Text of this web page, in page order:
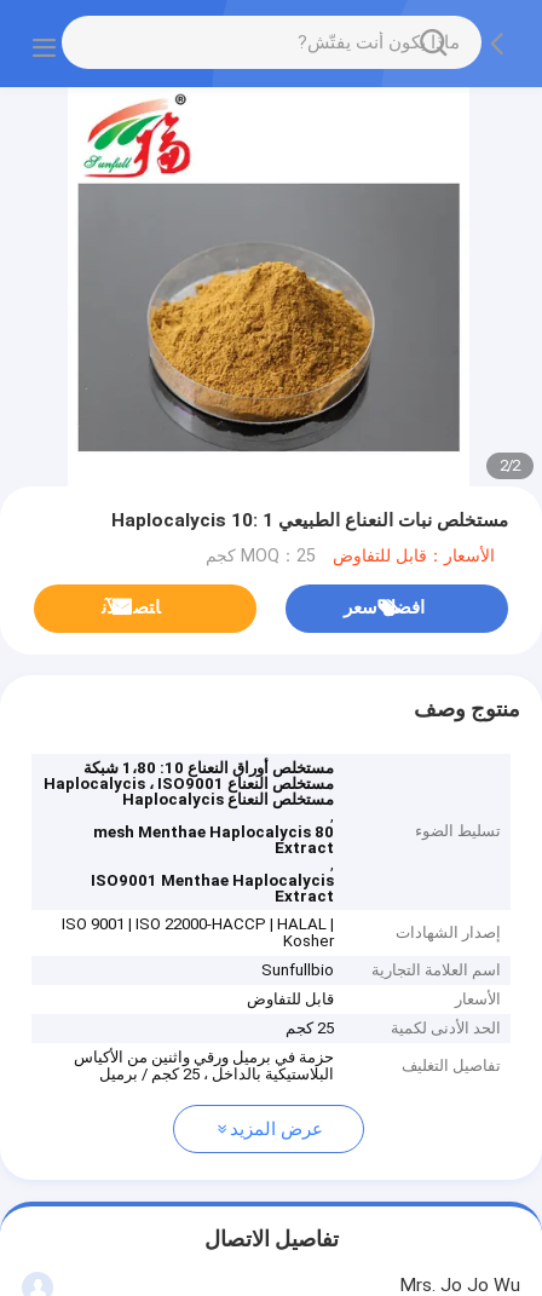
2
/
2
مستخلص نبات النعناع الطبيعي Haplocalycis 10: 1
الأسعار：قابل للتفاوض MOQ：25 كجم
افضل سعر ﺎﺘﺼﻟ ﺍﻶﻧ
منتوج وصف
تسليط الضوء
مستخلص أوراق النعناع 10: 1،80 شبكة
مستخلص النعناع Haplocalycis ، ISO9001
مستخلص النعناع Haplocalycis
,
80 mesh Menthae Haplocalycis
Extract
,
ISO9001 Menthae Haplocalycis
Extract
إصدار الشهادات
ISO 9001 | ISO 22000-HACCP | HALAL |
Kosher
اسم العلامة التجارية
Sunfullbio
الأسعار
قابل للتفاوض
الحد الأدنى لكمية
25 كجم
تفاصيل التغليف
حزمة في برميل ورقي واثنين من الأكياس
البلاستيكية بالداخل ، 25 كجم / برميل
عرض المزيد
تفاصيل الاتصال
Mrs. Jo Jo Wu